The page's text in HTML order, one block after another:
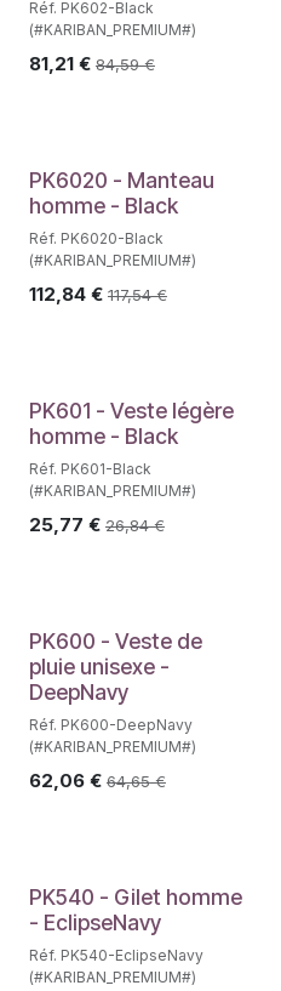
Réf. PK602-Black
(#KARIBAN_PREMIUM#)
81,21€ 84,59€
PK6020 - Manteau
homme - Black
Réf. PK6020-Black
(#KARIBAN_PREMIUM#)
112,84€ 117,54€
PK601 - Veste légère
homme - Black
Réf. PK601-Black
(#KARIBAN_PREMIUM#)
25,77 € 26,84€
PK600 - Veste de
pluie unisexe -
DeepNavy
Réf. PK600-DeepNavy
(#KARIBAN_PREMIUM#)
62,06€ 64,65€
PK540 - Gilet homme
- EclipseNavy
Réf. PK540-EclipseNavy
(#KARIBAN_PREMIUM#)